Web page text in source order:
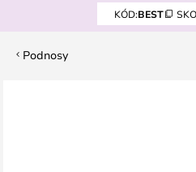
KÓD:BEST
Podnosy